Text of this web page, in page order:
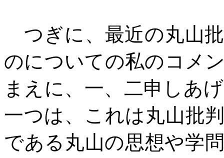
つぎに、最近の丸山
のについての私のコメ
まえに、一、二申しあ
一つは、これは丸山批
である丸山の思想や学